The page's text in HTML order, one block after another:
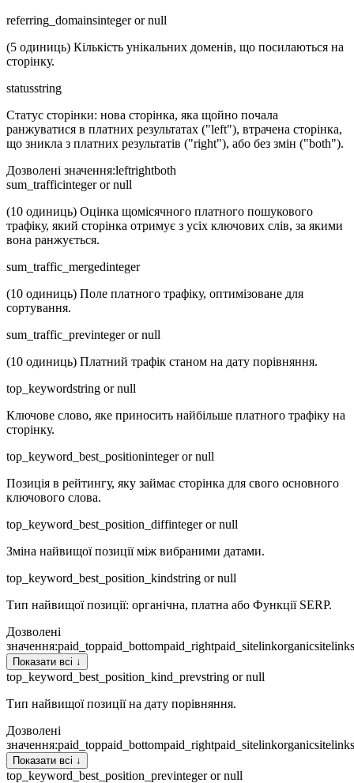
referring_domainsinteger or null
(5 одиниць) Кількість унікальних доменів, що посилаються на
сторінку.
statusstring
Статус сторінки: нова сторінка, яка щойно почала
ранжуватися в платних результатах ("left"), втрачена сторінка,
що зникла з платних результатів ("right"), або без змін ("both").
Дозволені значення:leftrightboth
sum_trafficinteger or null
(10 одиниць) Оцінка щомісячного платного пошукового
трафіку, який сторінка отримує з усіх ключових слів, за якими
вона ранжується.
sum_traffic_mergedinteger
(10 одиниць) Поле платного трафіку, оптимізоване для
сортування.
sum_traffic_previnteger or null
(10 одиниць) Платний трафік станом на дату порівняння.
top_keywordstring or null
Ключове слово, яке приносить найбільше платного трафіку на
сторінку.
top_keyword_best_positioninteger or null
Позиція в рейтингу, яку займає сторінка для свого основного
ключового слова.
top_keyword_best_position_diffinteger or null
Зміна найвищої позиції між вибраними датами.
top_keyword_best_position_kindstring or null
Тип найвищої позиції: органічна, платна або Функції SERP.
Дозволені
значення:paid_toppaid_bottompaid_rightpaid_sitelinkorganicsitelink
Показати всі ↓
top_keyword_best_position_kind_prevstring or null
Тип найвищої позиції на дату порівняння.
Дозволені
значення:paid_toppaid_bottompaid_rightpaid_sitelinkorganicsitelink
Показати всі ↓
top_keyword_best_position_previnteger or null